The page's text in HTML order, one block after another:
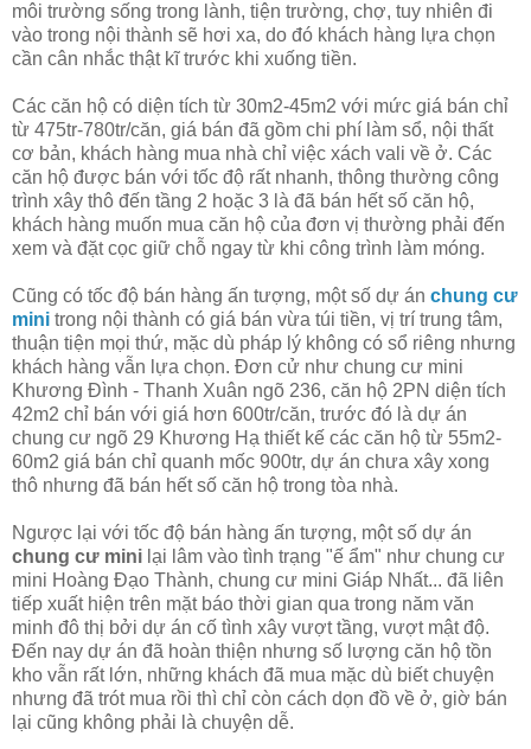
môi trường sống trong lành, tiện trường, chợ, tuy nhiên đi
vào trong nội thành sẽ hơi xa, do đó khách hàng lựa chọn
cần cân nhắc thật kĩ trước khi xuống tiền.
Các căn hộ có diện tích từ 30m2-45m2 với mức giá bán chỉ
từ 475tr-780tr/căn, giá bán đã gồm chi phí làm sổ, nội thất
cơ bản, khách hàng mua nhà chỉ việc xách vali về ở. Các
căn hộ được bán với tốc độ rất nhanh, thông thường công
trình xây thô đến tầng 2 hoặc 3 là đã bán hết số căn hộ,
khách hàng muốn mua căn hộ của đơn vị thường phải đến
xem và đặt cọc giữ chỗ ngay từ khi công trình làm móng.
Cũng có tốc độ bán hàng ấn tượng, một số dự án chung cư
mini trong nội thành có giá bán vừa túi tiền, vị trí trung tâm,
thuận tiện mọi thứ, mặc dù pháp lý không có sổ riêng nhưng
khách hàng vẫn lựa chọn. Đơn cử như chung cư mini
Khương Đình - Thanh Xuân ngõ 236, căn hộ 2PN diện tích
42m2 chỉ bán với giá hơn 600tr/căn, trước đó là dự án
chung cư ngõ 29 Khương Hạ thiết kế các căn hộ từ 55m2-
60m2 giá bán chỉ quanh mốc 900tr, dự án chưa xây xong
thô nhưng đã bán hết số căn hộ trong tòa nhà.
Ngược lại với tốc độ bán hàng ấn tượng, một số dự án
chung cư mini lại lâm vào tình trạng "ế ẩm" như chung cư
mini Hoàng Đạo Thành, chung cư mini Giáp Nhất... đã liên
tiếp xuất hiện trên mặt báo thời gian qua trong năm văn
minh đô thị bởi dự án cố tình xây vượt tầng, vượt mật độ.
Đến nay dự án đã hoàn thiện nhưng số lượng căn hộ tồn
kho vẫn rất lớn, những khách đã mua mặc dù biết chuyện
nhưng đã trót mua rồi thì chỉ còn cách dọn đồ về ở, giờ bán
lại cũng không phải là chuyện dễ.